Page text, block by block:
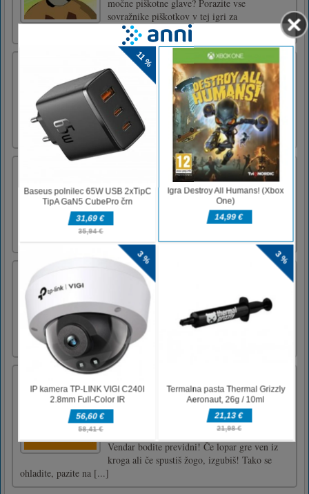
močne piškotne glave? Porazite vse
sovražnike piškotkov v tej igri za
zaganjanje.Uporabite gumb miške!
Truckminator
Ustreli, zdrobi, ubij hordo zombija s svojim
tovornjakom. Kill zombie, zmagati v bitki za
odklepanje več orožja.WASD, puščice, da
premaknete miško, da ustreli ESC in zaustavi
Q, da preide na sekundarno orožje
Ptica želi domov, vendar je na cesti veliko
ovir. Ali lahko ptici varno odidete domov?
Ptica želi domov, vendar je na cesti veliko
ovir. Ali lahko ptici varno odidete domov?
Stickman Sniper 3D
Pokličite najboljšega strelca, puške so
pripravljene na akcijo! Igrajte zdaj Stickman
Sniper 3D, priljubljeno brezplačno zabavno
strelsko igro. Bodi enotna vojska, ostrostrelec
...Uporabite miško za igranje
KeepUps je digitalna reinkarnacija klasične
igre spretnosti! Poskušajte držati žogo v
zraku, dokler lahko, in preizkusite svoj
občutek za ravnotežje in natančnost do konca!
Vendar bodite previdni! Če lopar gre ven iz
kroga ali če spustiš žogo, izgubiš! Tako se
ohladite, pazite na [...]